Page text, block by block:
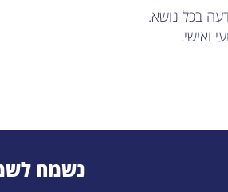
בכל נושא.
ואישי.
נשמח